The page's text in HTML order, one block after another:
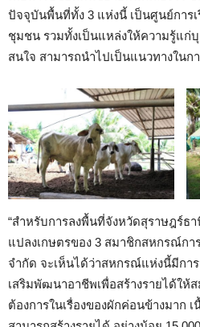
ปัจจุบันพื้นที่ทั้ง 3 แห่งนี้ เป็นศูนย์การ
ชุมชน รวมทั้งเป็นแหล่งให้ความรู้แก่
สนใจ สามารถนำไปเป็นแนวทางใน
“สำหรับการลงพื้นที่จังหวัดสุราษฎร์ธ
แปลงเกษตรของ 3 สมาชิกสหกรณ์กา
จำกัด จะเห็นได้ว่าสหกรณ์แห่งนี้มีกา
เสริมพัฒนาอาชีพเพื่อสร้างรายได้ให้
ต้องการในเรื่องของผักค่อนข้างมาก